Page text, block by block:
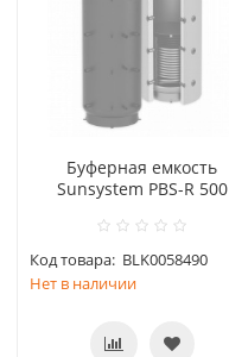
Буферная емкость
Sunsystem PBS-R 500
Код товара: BLK0058490
Нет в наличии